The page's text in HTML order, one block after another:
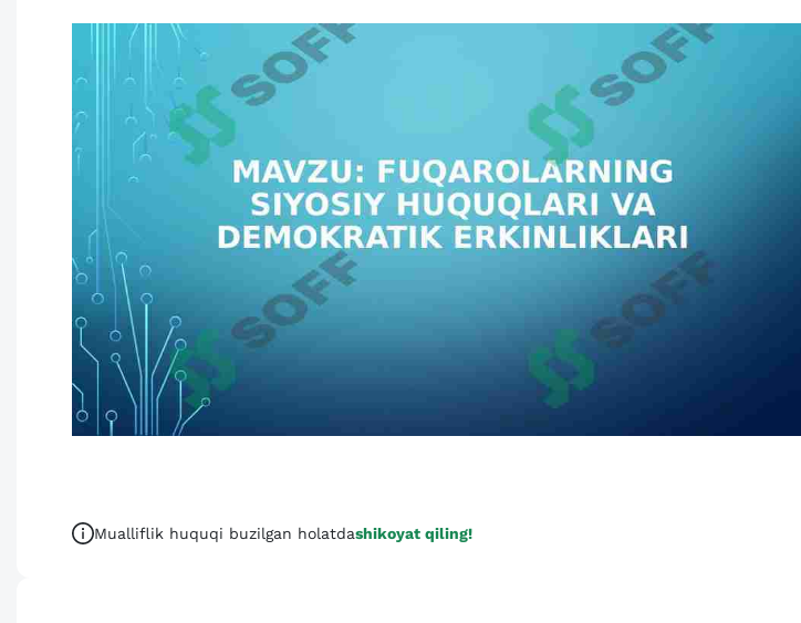
Mualliflik huquqi buzilgan holatdashikoyat qiling!